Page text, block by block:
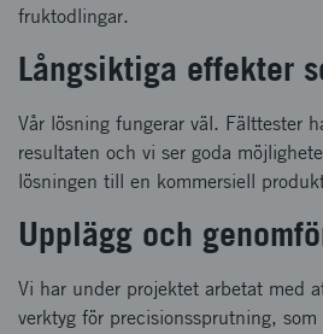
fruktodlingar.
Långsiktiga effekter
Vår lösning fungerar väl. Fälttester
resultaten och vi ser goda
lösningen till en kommersiell
Upplägg och
Vi har under projektet arbetat med
verktyg för precisionssprutning,